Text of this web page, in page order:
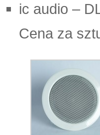
ic audio –
Cena za